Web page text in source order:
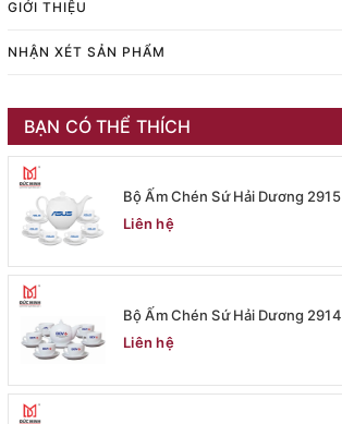
GIỚI THIỆU
NHẬN XÉT SẢN PHẨM
BẠN CÓ THỂ THÍCH
Bộ Ấm Chén Sứ Hải Dương 2915
Liên hệ
Bộ Ấm Chén Sứ Hải Dương 2914
Liên hệ